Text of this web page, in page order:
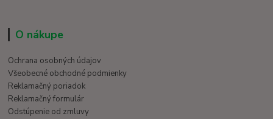
O nákupe
Ochrana osobných údajov
Všeobecné obchodné podmienky
Reklamačný poriadok
Reklamačný formulár
Odstúpenie od zmluvy